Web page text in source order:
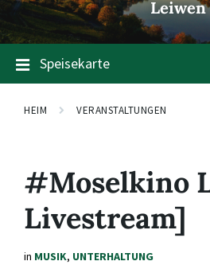
Leiwen
Speisekarte
HEIM VERANSTALTUNGEN
#Moselkino
Livestream]
in MUSIK, UNTERHALTUNG